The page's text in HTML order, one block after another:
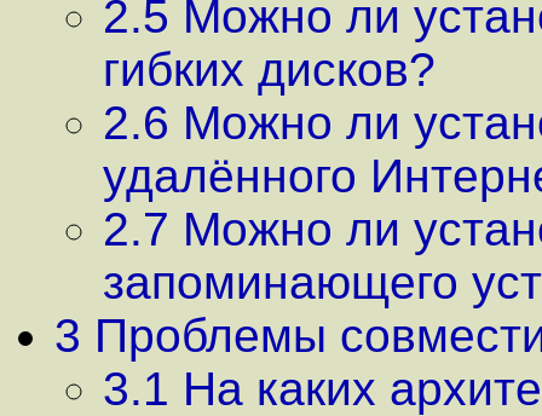
2.5 Можно ли
гибких дисков?
2.6 Можно ли
удалённого
2.7 Можно ли
запоминающего
3 Проблемы
3.1 На каких